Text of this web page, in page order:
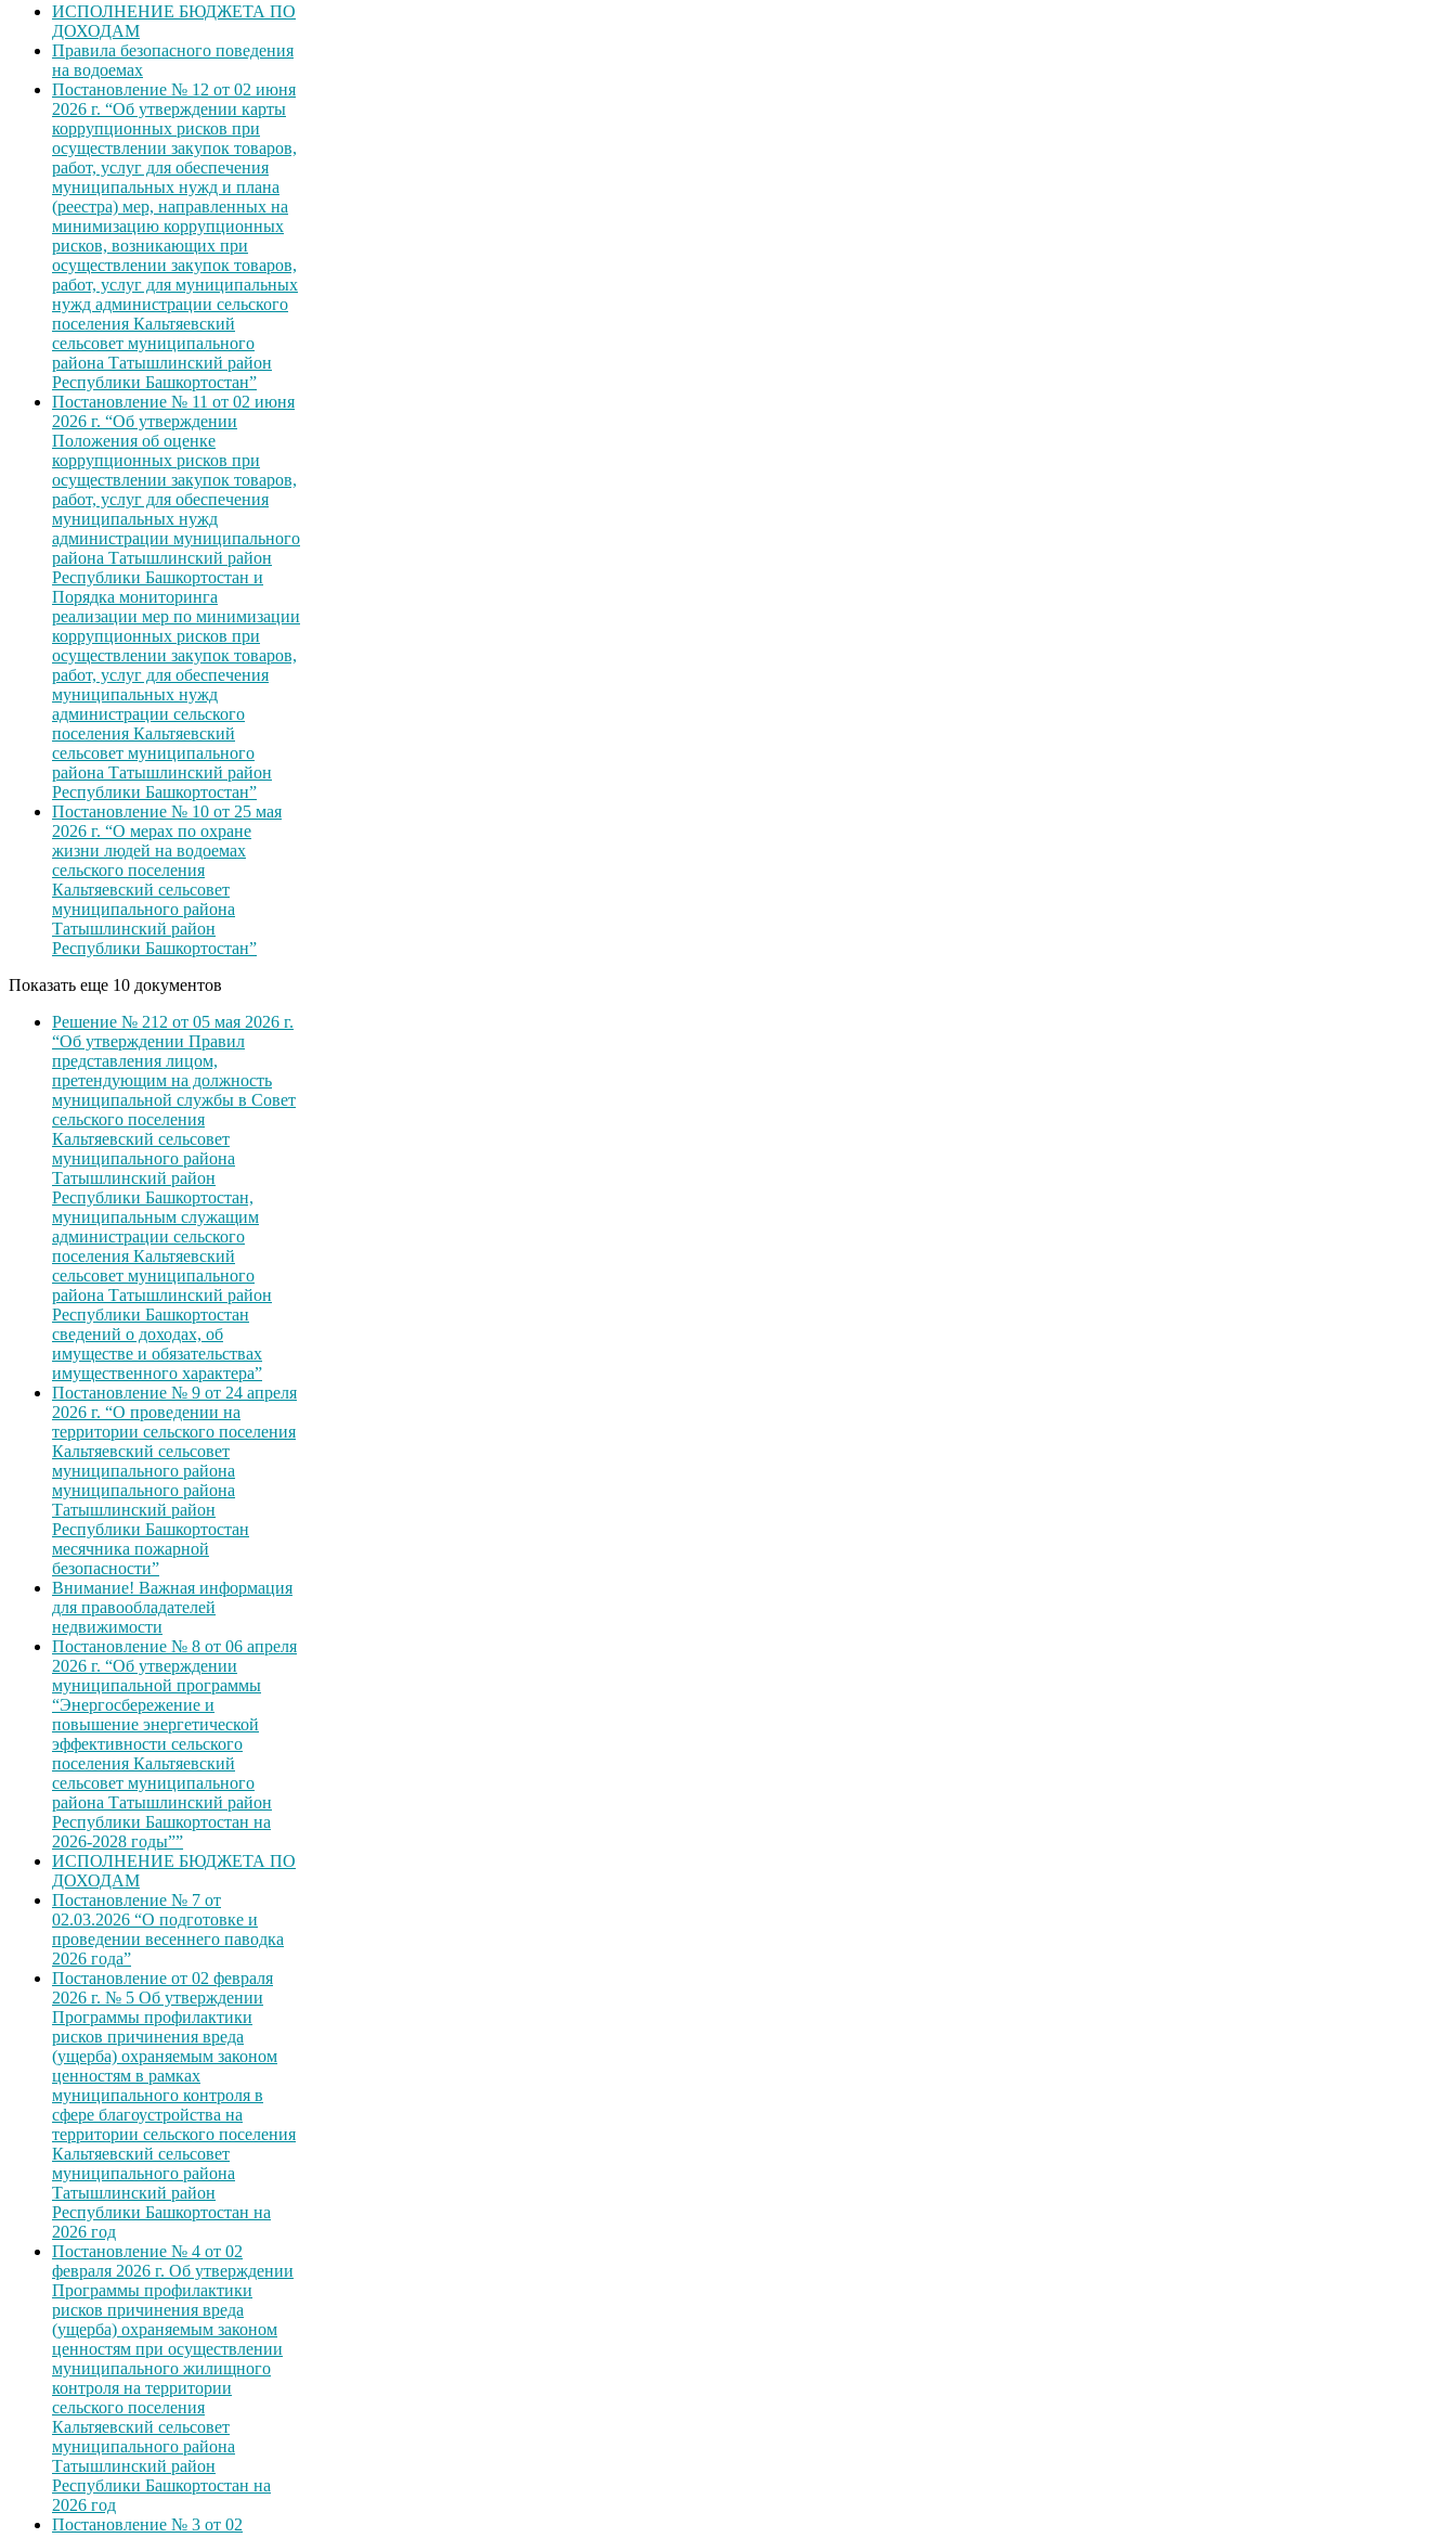
ИСПОЛНЕНИЕ БЮДЖЕТА ПО
ДОХОДАМ
Правила безопасного поведения
на водоемах
Постановление № 12 от 02 июня
2026 г. “Об утверждении карты
коррупционных рисков при
осуществлении закупок товаров,
работ, услуг для обеспечения
муниципальных нужд и плана
(реестра) мер, направленных на
минимизацию коррупционных
рисков, возникающих при
осуществлении закупок товаров,
работ, услуг для муниципальных
нужд администрации сельского
поселения Кальтяевский
сельсовет муниципального
района Татышлинский район
Республики Башкортостан”
Постановление № 11 от 02 июня
2026 г. “Об утверждении
Положения об оценке
коррупционных рисков при
осуществлении закупок товаров,
работ, услуг для обеспечения
муниципальных нужд
администрации муниципального
района Татышлинский район
Республики Башкортостан и
Порядка мониторинга
реализации мер по минимизации
коррупционных рисков при
осуществлении закупок товаров,
работ, услуг для обеспечения
муниципальных нужд
администрации сельского
поселения Кальтяевский
сельсовет муниципального
района Татышлинский район
Республики Башкортостан”
Постановление № 10 от 25 мая
2026 г. “О мерах по охране
жизни людей на водоемах
сельского поселения
Кальтяевский сельсовет
муниципального района
Татышлинский район
Республики Башкортостан”
Показать еще 10 документов
Решение № 212 от 05 мая 2026 г.
“Об утверждении Правил
представления лицом,
претендующим на должность
муниципальной службы в Совет
сельского поселения
Кальтяевский сельсовет
муниципального района
Татышлинский район
Республики Башкортостан,
муниципальным служащим
администрации сельского
поселения Кальтяевский
сельсовет муниципального
района Татышлинский район
Республики Башкортостан
сведений о доходах, об
имуществе и обязательствах
имущественного характера”
Постановление № 9 от 24 апреля
2026 г. “О проведении на
территории сельского поселения
Кальтяевский сельсовет
муниципального района
муниципального района
Татышлинский район
Республики Башкортостан
месячника пожарной
безопасности”
Внимание! Важная информация
для правообладателей
недвижимости
Постановление № 8 от 06 апреля
2026 г. “Об утверждении
муниципальной программы
“Энергосбережение и
повышение энергетической
эффективности сельского
поселения Кальтяевский
сельсовет муниципального
района Татышлинский район
Республики Башкортостан на
2026-2028 годы””
ИСПОЛНЕНИЕ БЮДЖЕТА ПО
ДОХОДАМ
Постановление № 7 от
02.03.2026 “О подготовке и
проведении весеннего паводка
2026 года”
Постановление от 02 февраля
2026 г. № 5 Об утверждении
Программы профилактики
рисков причинения вреда
(ущерба) охраняемым законом
ценностям в рамках
муниципального контроля в
сфере благоустройства на
территории сельского поселения
Кальтяевский сельсовет
муниципального района
Татышлинский район
Республики Башкортостан на
2026 год
Постановление № 4 от 02
февраля 2026 г. Об утверждении
Программы профилактики
рисков причинения вреда
(ущерба) охраняемым законом
ценностям при осуществлении
муниципального жилищного
контроля на территории
сельского поселения
Кальтяевский сельсовет
муниципального района
Татышлинский район
Республики Башкортостан на
2026 год
Постановление № 3 от 02